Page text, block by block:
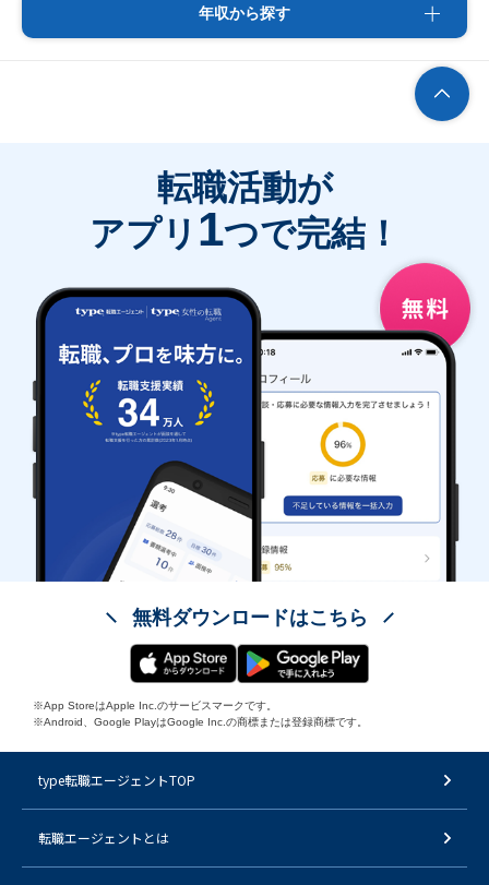
年収から探す
転職活動が
アプリ 1つで完結！
無料ダウンロードはこちら
※App StoreはApple Inc.のサービスマークです。
※Android、Google PlayはGoogle Inc.の商標または登録商標です。
type転職エージェントTOP
転職エージェントとは